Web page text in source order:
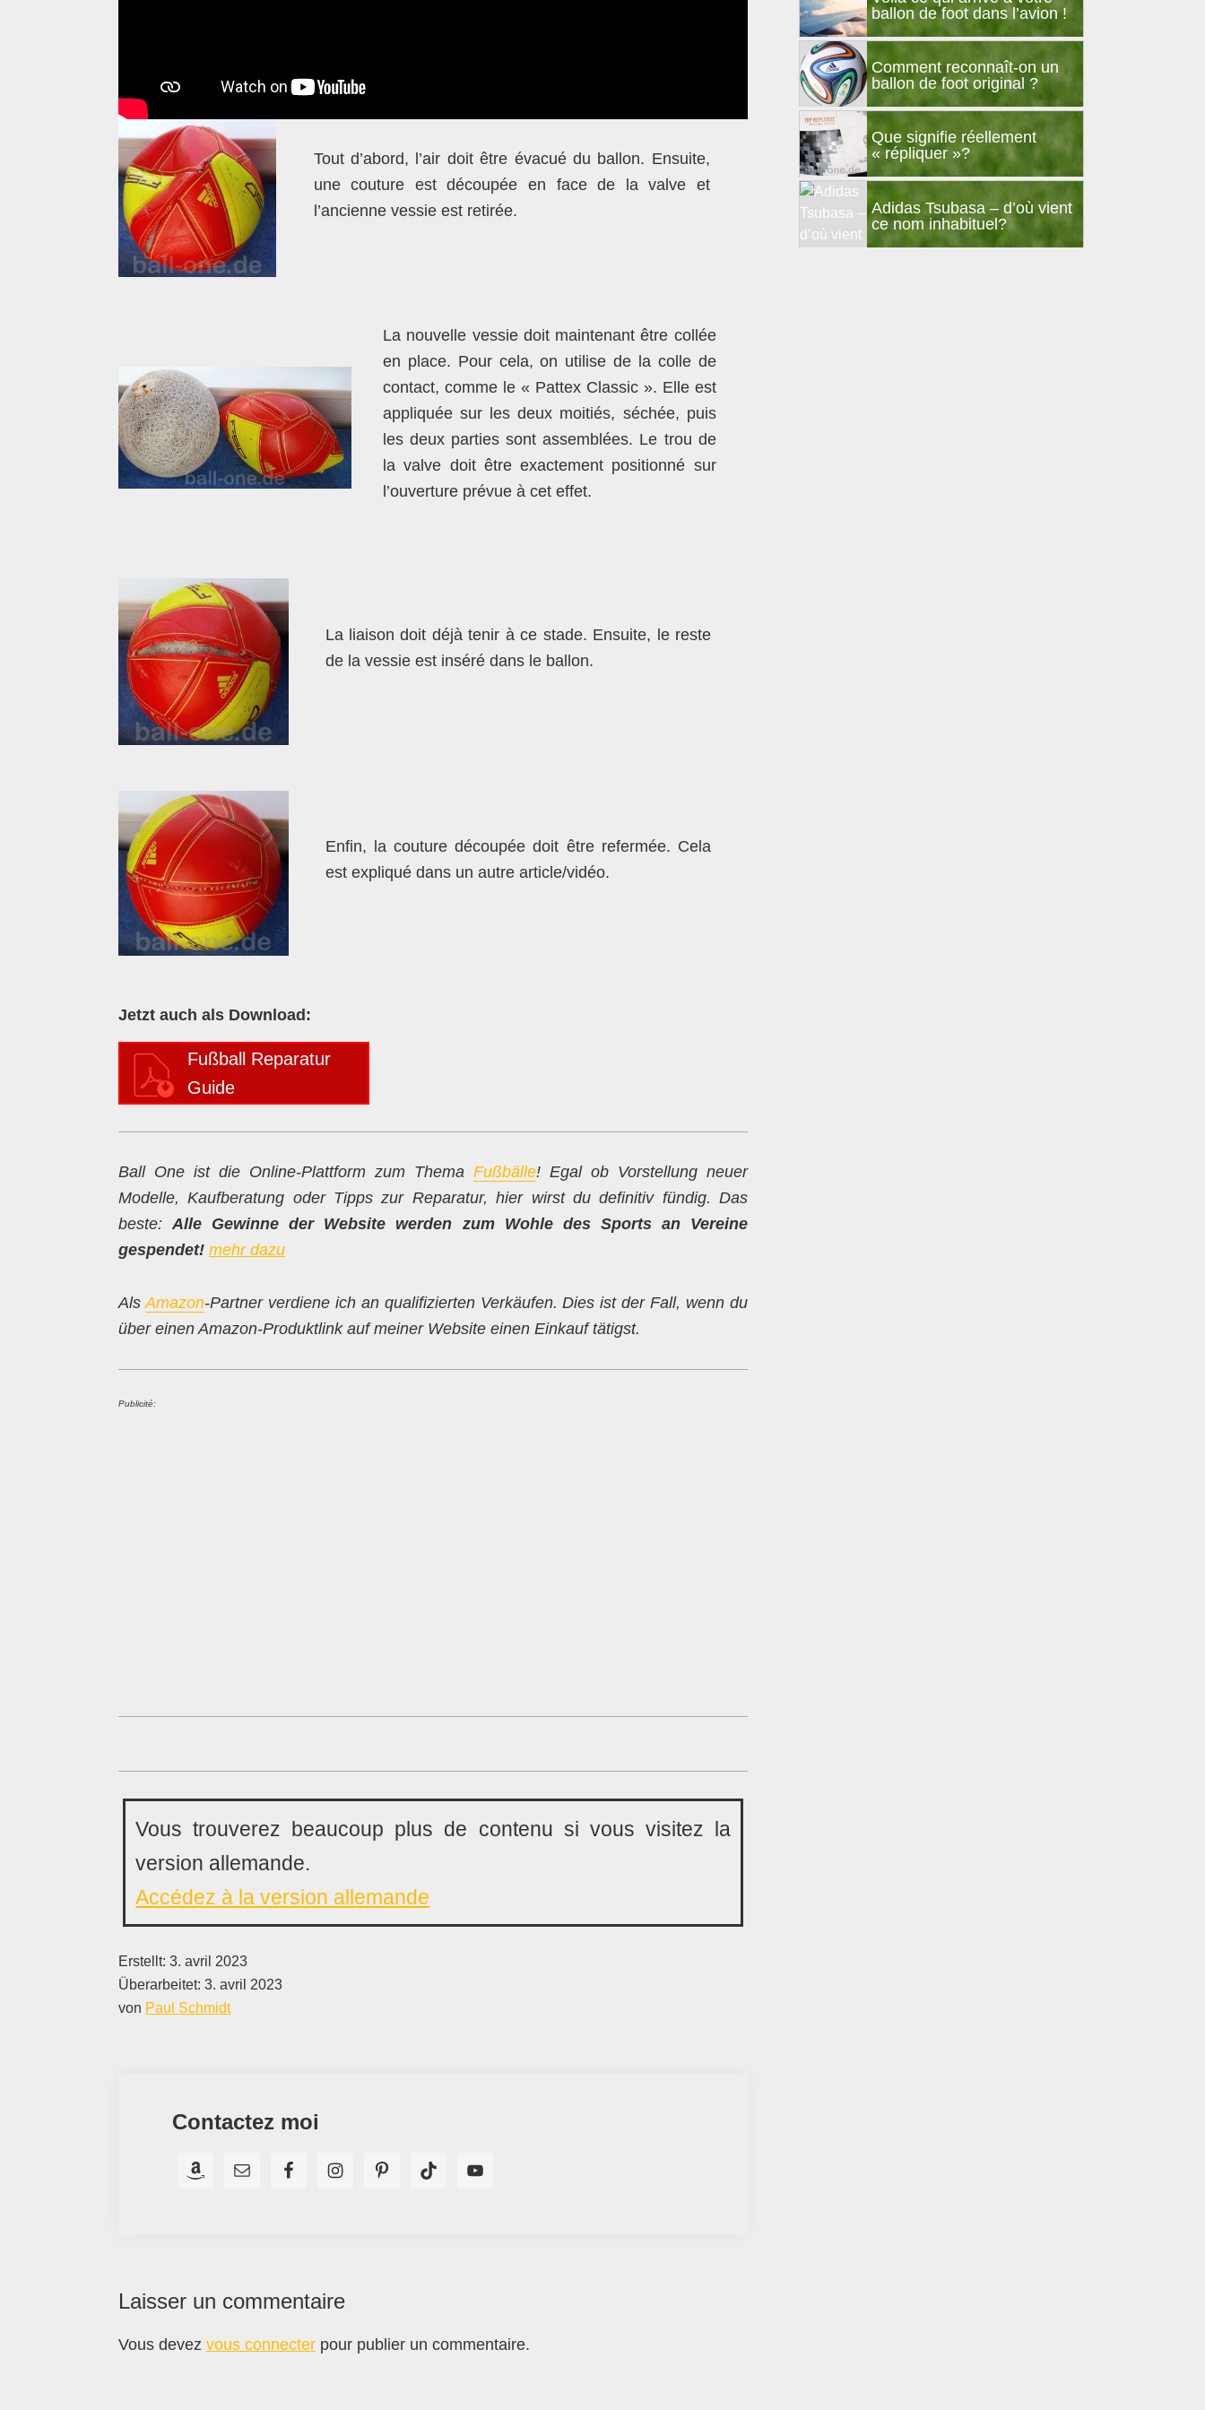
Tout d’abord, l’air doit être évacué du ballon. Ensuite,
une couture est découpée en face de la valve et
l’ancienne vessie est retirée.
La nouvelle vessie doit maintenant être collée
en place. Pour cela, on utilise de la colle de
contact, comme le « Pattex Classic ». Elle est
appliquée sur les deux moitiés, séchée, puis
les deux parties sont assemblées. Le trou de
la valve doit être exactement positionné sur
l’ouverture prévue à cet effet.
La liaison doit déjà tenir à ce stade. Ensuite, le reste
de la vessie est inséré dans le ballon.
Enfin, la couture découpée doit être refermée. Cela
est expliqué dans un autre article/vidéo.
Jetzt auch als Download:
Fußball Reparatur
Guide
Ball One ist die Online-Plattform zum Thema Fußbälle! Egal ob Vorstellung neuer
Modelle, Kaufberatung oder Tipps zur Reparatur, hier wirst du definitiv fündig. Das
beste:Alle Gewinne der Website werden zum Wohle des Sports an Vereine
gespendet! mehr dazu
AlsAmazon-Partner verdiene ich an qualifizierten Verkäufen. Dies ist der Fall, wenn du
über einen Amazon-Produktlink auf meiner Website einen Einkauf tätigst.
Publicité:
Vous trouverez beaucoup plus de contenu si vous visitez la
version allemande.
Accédez à la version allemande
Erstellt: 3. avril 2023
Überarbeitet: 3. avril 2023
von Paul Schmidt
Contactez moi
Interactions
Laisser un commentaire
Vous devez vous connecter pour publier un commentaire.
ballon de foot dans l’avion !
Comment reconnaît-on un
ballon de foot original ?
Que signifie réellement
« répliquer »?
Adidas Tsubasa – d’où vient
ce nom inhabituel?